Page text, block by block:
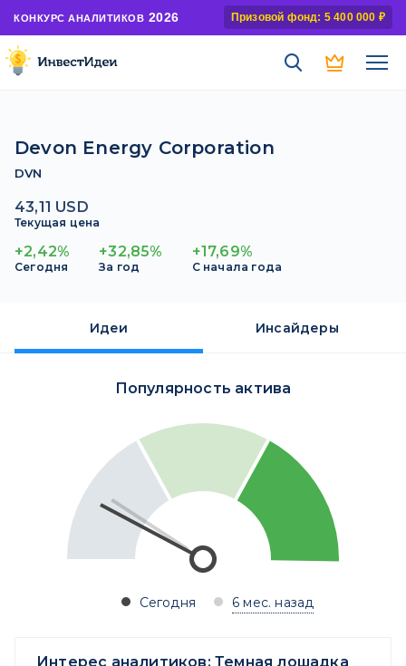
КОНКУРС АНАЛИТИКОВ 2026 Призовой фонд: 5 400 000 ₽
Devon Energy Corporation
DVN
43,11 USD
Текущая цена
+2,42%
Сегодня
+32,85%
За год
+17,69%
С начала года
Идеи Инсайдеры
Популярность актива
Сегодня 6 мес. назад
Интерес аналитиков: Темная лошадка